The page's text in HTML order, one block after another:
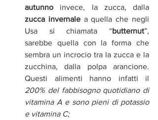
autunno invece, la zucca, dalla
zucca invernale a quella che negli
Usa si chiamata “butternut”,
sarebbe quella con la forma che
sembra un incrocio tra la zucca e la
zucchina, dalla polpa arancione.
200% del fabbisogno quotidiano di
vitamina A e sono pieni di potassio
e vitamina C;